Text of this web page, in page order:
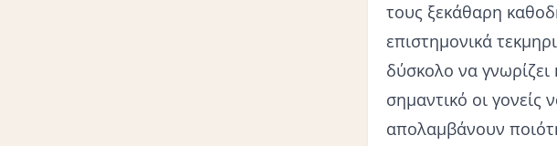
τους ξεκάθαρη
επιστημονικά
δύσκολο να γνωρίζει
σημαντικό οι γονείς
απολαμβάνουν